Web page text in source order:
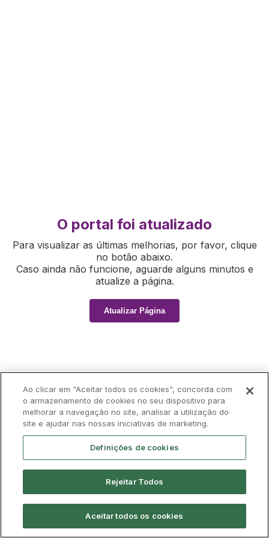
O portal foi atualizado
Para visualizar as últimas melhorias, por favor, clique
no botão abaixo.
Caso ainda não funcione, aguarde alguns minutos e
atualize a página.
Atualizar Página
Ao clicar em "Aceitar todos os cookies", concorda com
o armazenamento de cookies no seu dispositivo para
melhorar a navegação no site, analisar a utilização do
site e ajudar nas nossas iniciativas de marketing.
Definições de cookies
Rejeitar Todos
Aceitar todos os cookies